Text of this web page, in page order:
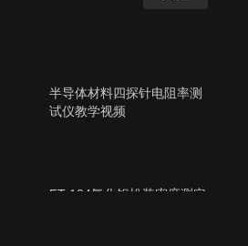
半导体材料四探针电阻率测
试仪教学视频
FT-104氧化铝松装密度测定